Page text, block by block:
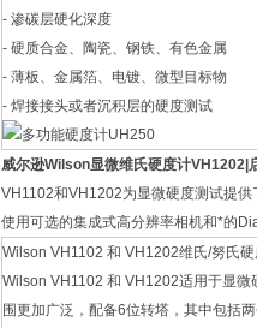
- 渗碳层硬化深度
- 硬质合金、陶瓷、钢铁、有色金属
- 薄板、金属箔、电镀、微型目标物
- 焊接接头或者沉积层的硬度测试
威尔逊Wilson显微维氏硬度计VH1202 |
VH1102和VH1202为显微硬度测试提
使用可选的集成式高分辨率相机和*的
Wilson VH1102 和 VH1202维氏/努氏
Wilson VH1102 和 VH1202适用于显
围更加广泛，配备6位转塔，其中包括